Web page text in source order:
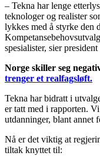
– Tekna har lenge
teknologer og realister
lykkes med å styrke den
spesialister, sier
Norge skiller seg
trenger et realfagsløft.
Tekna har bidratt i
er tatt med i rapporten.
utdanninger, blant annet
Nå er det viktig at
tiltak knyttet til: